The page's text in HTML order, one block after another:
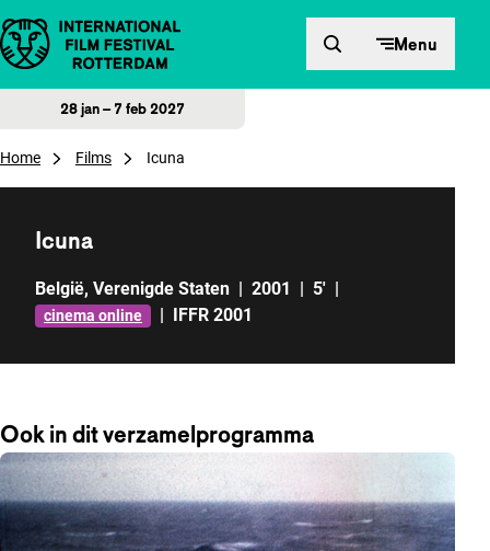
Direct naar inhoud Menu
28 jan – 7 feb 2027
Home Films Icuna
Icuna
België, Verenigde Staten | 2001 | 5' |
cinema online | IFFR 2001
Ook in dit verzamelprogramma